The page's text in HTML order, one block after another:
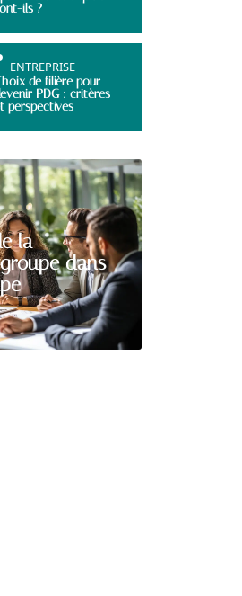
ils ?
ENTREPRISE
de filière pour
PDG : critères
perspectives
la
dans